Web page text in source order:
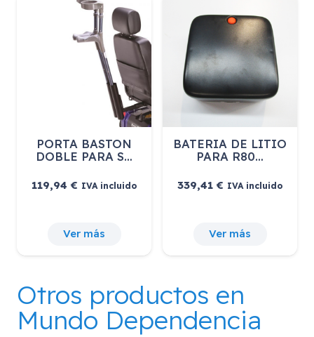
PORTA BASTON
DOBLE PARA S…
119,94€ IVA incluido
Ver más
BATERIA DE LITIO
PARA R80…
339,41€ IVA incluido
Ver más
Otros productos en
Mundo Dependencia